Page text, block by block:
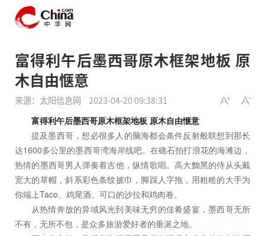
富得利午后墨西哥原木框架地板 原
木自由惬意
来源：太阳信息网 2023-04-20 09:38:31
富得利午后墨西哥原木框架地板 原木自由惬意
提及墨西哥，想必很多人的脑海都会条件反射般联想到那长
达1600多公里的墨西哥湾海岸线吧。在礁石拍打浪花的海滩边，
热情的墨西哥男人弹奏着吉他，纵情歌唱。高大黝黑的侍从头戴
宽大的草帽，斜系彩色条纹披巾，脚踩人字拖，用粗糙的大手为
你端上Taco、鸡尾酒、可口的沙拉和鸡肉卷。
从热情奔放的异域风光到美味无穷的佳肴盛宴，墨西哥无所
不有，无所不包，是众多旅游爱好者的垂涎之地。